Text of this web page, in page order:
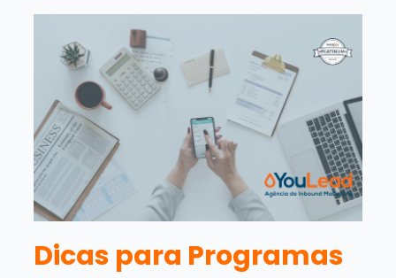
Dicas para Programas